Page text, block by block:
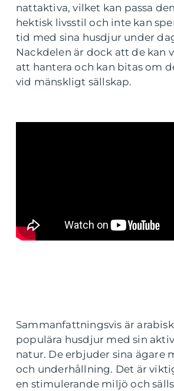
nattaktiva, vilket kan passa
hektisk livsstil och inte kan
tid med sina husdjur under
Nackdelen är dock att de kan
att hantera och kan bitas om
vid mänskligt sällskap.
Sammanfattningsvis är
populära husdjur med sin
natur. De erbjuder sina ägare
och underhållning. Det är
en stimulerande miljö och